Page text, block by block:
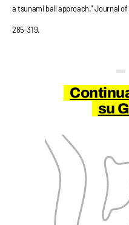
a tsunami ball approach." Journal
285-319.
su